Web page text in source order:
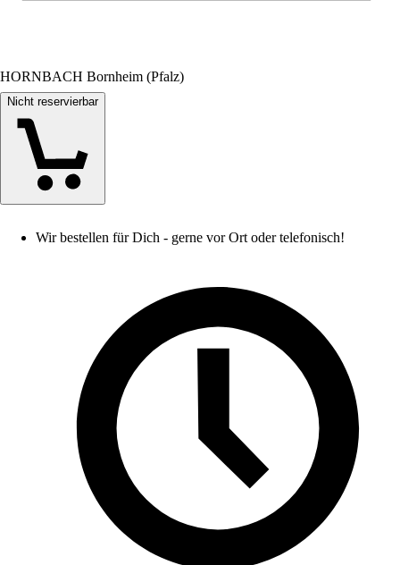
HORNBACH Bornheim (Pfalz)
Nicht reservierbar
Wir bestellen für Dich - gerne vor Ort oder telefonisch!